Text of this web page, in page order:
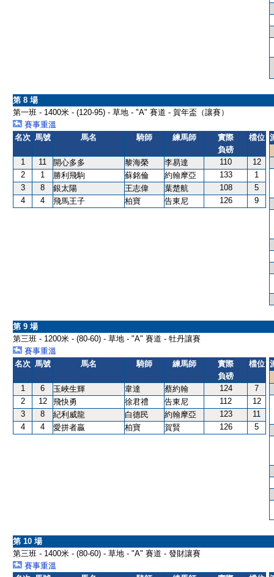
第 8 場
第一班 - 1400米 - (120-95) - 草地 - "A" 賽道 - 賀年盃（讓賽）
賽事重溫
名次 馬號 馬名 騎師 練馬師
實際
負磅
檔位
1 11 開心多多 黎海榮 李易達 110
12
2
1 勝利飛駒 蘇銘倫 約翰摩亞 133
1
3
8 銀太陽 王志偉 葉楚航 108
5
4
4 飛馬王子 柏寶 告東尼 126 9
第 9 場
第三班 - 1200米 - (80-60) - 草地 - "A" 賽道 - 牡丹讓賽
賽事重溫
名次 馬號 馬名 騎師 練馬師
實際
負磅
檔位
1 6 玉峽生輝 韋達 蔡約翰 124
7
2
12 飛快勇 徐君禮 告東尼 112
12
3
8 紀利威龍 白德民 約翰摩亞 123
11
4
4 愛拼者贏 柏寶 賀賢 126 5
第 10 場
第三班 - 1400米 - (80-60) - 草地 - "A" 賽道 - 發財讓賽
賽事重溫